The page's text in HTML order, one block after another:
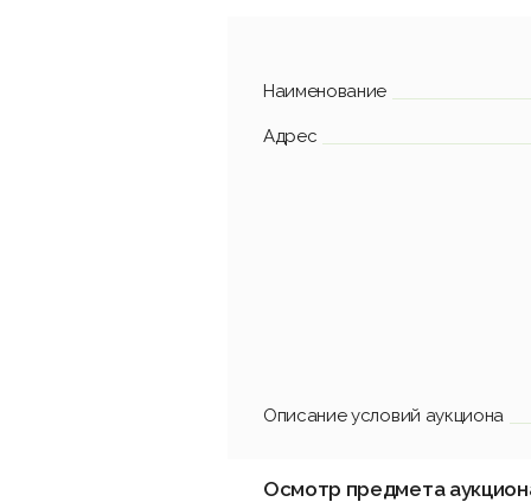
Наименование
Адрес
Описание условий аукциона
Осмотр предмета